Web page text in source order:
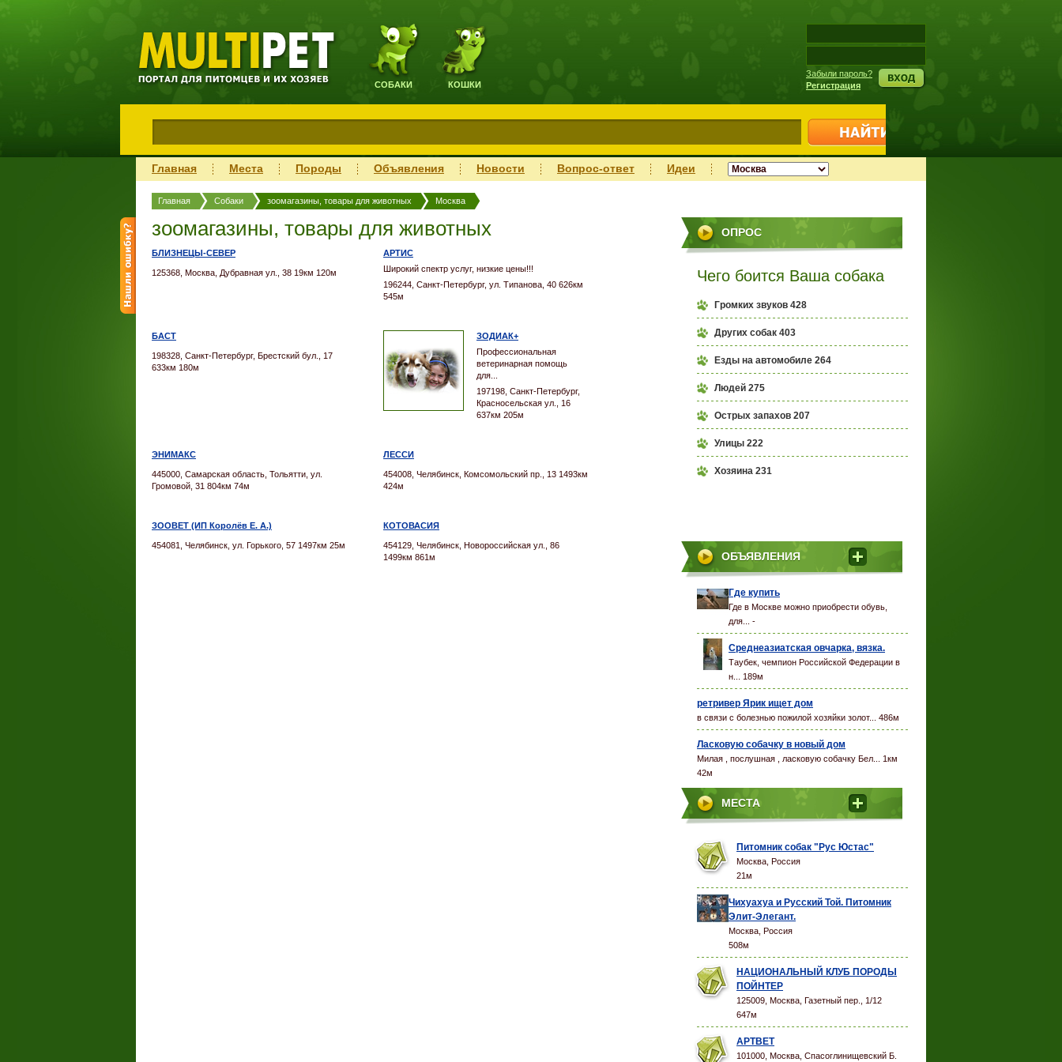
СОБАКИ КОШКИ
Забыли пароль?
Регистрация
Главная Места Породы Объявления Новости Вопрос-ответ Идеи
Главная Собаки зоомагазины, товары для животных Москва
зоомагазины, товары для животных
БЛИЗНЕЦЫ-СЕВЕР
125368, Москва, Дубравная ул., 38 19км 120м
АРТИС
Широкий спектр услуг, низкие цены!!!
196244, Санкт-Петербург, ул. Типанова, 40 626км
545м
БАСТ
198328, Санкт-Петербург, Брестский бул., 17
633км 180м
ЗОДИАК+
Профессиональная
ветеринарная помощь
для...
197198, Санкт-Петербург,
Красносельская ул., 16
637км 205м
ЭНИМАКС
445000, Самарская область, Тольятти, ул.
Громовой, 31 804км 74м
ЛЕССИ
454008, Челябинск, Комсомольский пр., 13 1493км
424м
ЗООВЕТ (ИП Королёв Е. А.)
454081, Челябинск, ул. Горького, 57 1497км 25м
КОТОВАСИЯ
454129, Челябинск, Новороссийская ул., 86
1499км 861м
ОПРОС
Чего боится Ваша собака
Громких звуков 428
Других собак 403
Езды на автомобиле 264
Людей 275
Острых запахов 207
Улицы 222
Хозяина 231
ОБЪЯВЛЕНИЯ
Где купить
Где в Москве можно приобрести обувь,
для... -
Среднеазиатская овчарка, вязка.
Таубек, чемпион Российской Федерации в
н... 189м
ретривер Ярик ищет дом
в связи с болезнью пожилой хозяйки золот... 486м
Ласковую собачку в новый дом
Милая , послушная , ласковую собачку Бел... 1км
42м
МЕСТА
Питомник собак "Рус Юстас"
Москва, Россия
21м
Чихуахуа и Русский Той. Питомник
Элит-Элегант.
Москва, Россия
508м
НАЦИОНАЛЬНЫЙ КЛУБ ПОРОДЫ
ПОЙНТЕР
125009, Москва, Газетный пер., 1/12
647м
АРТВЕТ
101000, Москва, Спасоглинищевский Б.